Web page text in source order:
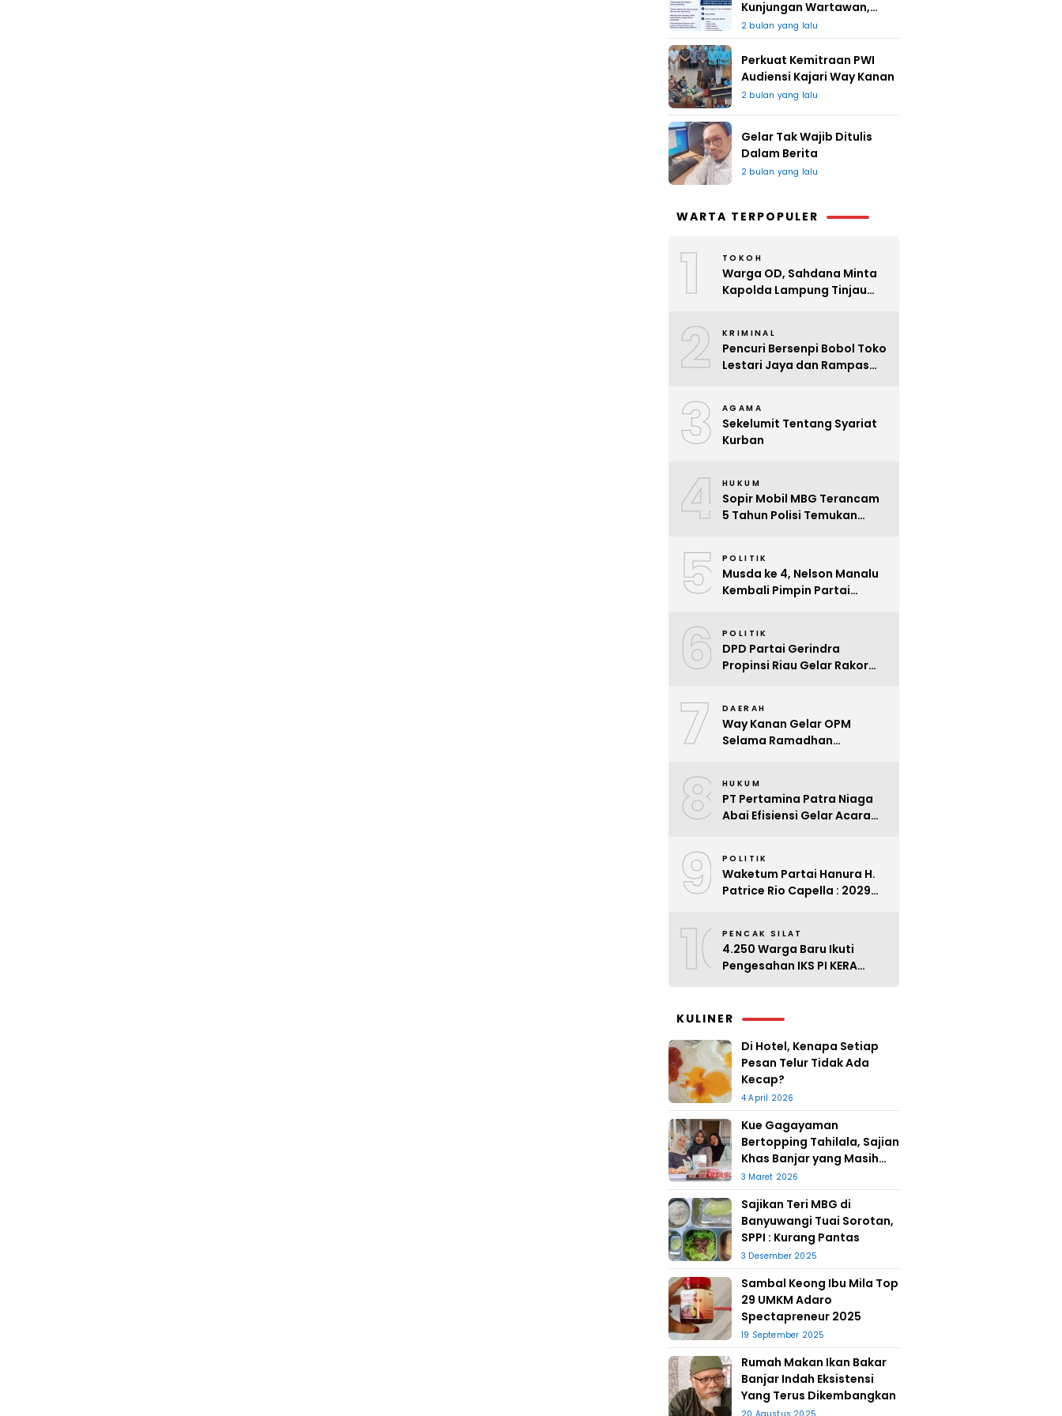
Kunjungan Wartawan,
Redaksi : Bagus Jangan
Lari
2 bulan yang lalu
Perkuat Kemitraan PWI
Audiensi Kajari Way Kanan
2 bulan yang lalu
Gelar Tak Wajib Ditulis
Dalam Berita
2 bulan yang lalu
WARTA TERPOPULER
1 TOKOH
Warga OD, Sahdana Minta
Kapolda Lampung Tinjau
2 KRIMINAL
Pencuri Bersenpi Bobol Toko
Lestari Jaya dan Rampas
3 AGAMA
Sekelumit Tentang Syariat
Kurban
4 HUKUM
Sopir Mobil MBG Terancam
5 Tahun Polisi Temukan
5 POLITIK
Musda ke 4, Nelson Manalu
Kembali Pimpin Partai
6 POLITIK
DPD Partai Gerindra
Propinsi Riau Gelar Rakor
7 DAERAH
Way Kanan Gelar OPM
Selama Ramadhan
8 HUKUM
PT Pertamina Patra Niaga
Abai Efisiensi Gelar Acara
9 POLITIK
Waketum Partai Hanura H.
Patrice Rio Capella : 2029
10PENCAK SILAT
4.250 Warga Baru Ikuti
Pengesahan IKS PI KERA
KULINER
Di Hotel, Kenapa Setiap
Pesan Telur Tidak Ada
Kecap?
4 April 2026
Kue Gagayaman
Bertopping Tahilala, Sajian
Khas Banjar yang Masih
Bertahan
3 Maret 2026
Sajikan Teri MBG di
Banyuwangi Tuai Sorotan,
SPPI : Kurang Pantas
3 Desember 2025
Sambal Keong Ibu Mila Top
29 UMKM Adaro
Spectapreneur 2025
19 September 2025
Rumah Makan Ikan Bakar
Banjar Indah Eksistensi
Yang Terus Dikembangkan